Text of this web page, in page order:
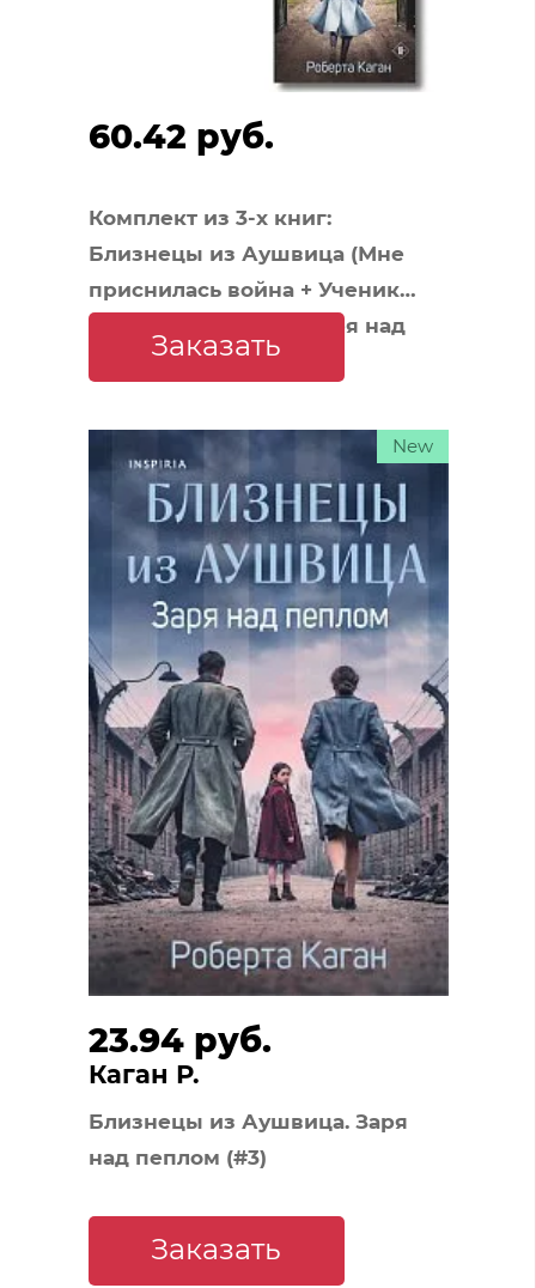
60.42 руб.
Комплект из 3-х книг:
Близнецы из Аушвица (Мне
приснилась война + Ученик
доктора Менгеле + Заря над
пеплом)Заказать
23.94 руб.
Каган Р.
Близнецы из Аушвица. Заря
над пеплом (#3)
New
Заказать